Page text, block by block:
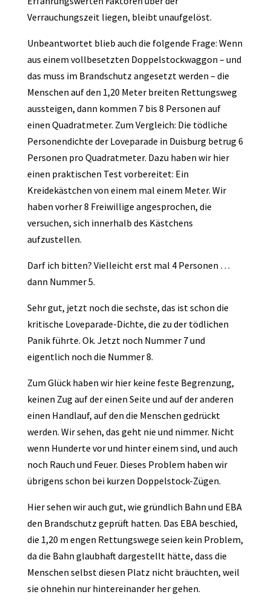
Verrauchungszeit liegen, bleibt unaufgelöst.
Unbeantwortet blieb auch die folgende Frage: Wenn
aus einem vollbesetzten Doppelstockwaggon – und
das muss im Brandschutz angesetzt werden – die
Menschen auf den 1,20 Meter breiten Rettungsweg
aussteigen, dann kommen 7 bis 8 Personen auf
einen Quadratmeter. Zum Vergleich: Die tödliche
Personendichte der Loveparade in Duisburg betrug 6
Personen pro Quadratmeter. Dazu haben wir hier
einen praktischen Test vorbereitet: Ein
Kreidekästchen von einem mal einem Meter. Wir
haben vorher 8 Freiwillige angesprochen, die
versuchen, sich innerhalb des Kästchens
aufzustellen.
Darf ich bitten? Vielleicht erst mal 4 Personen …
dann Nummer 5.
Sehr gut, jetzt noch die sechste, das ist schon die
kritische Loveparade-Dichte, die zu der tödlichen
Panik führte. Ok. Jetzt noch Nummer 7 und
eigentlich noch die Nummer 8.
Zum Glück haben wir hier keine feste Begrenzung,
keinen Zug auf der einen Seite und auf der anderen
einen Handlauf, auf den die Menschen gedrückt
werden. Wir sehen, das geht nie und nimmer. Nicht
wenn Hunderte vor und hinter einem sind, und auch
noch Rauch und Feuer. Dieses Problem haben wir
übrigens schon bei kurzen Doppelstock-Zügen.
Hier sehen wir auch gut, wie gründlich Bahn und EBA
den Brandschutz geprüft hatten. Das EBA beschied,
die 1,20 m engen Rettungswege seien kein Problem,
da die Bahn glaubhaft dargestellt hätte, dass die
Menschen selbst diesen Platz nicht bräuchten, weil
sie ohnehin nur hintereinander her gehen.